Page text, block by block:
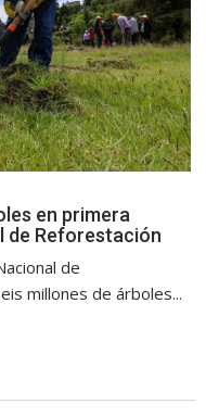
en primera
de Reforestación
de
millones de árboles...